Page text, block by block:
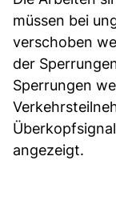
müssen bei
verschoben
der
Sperrungen
angezeigt.